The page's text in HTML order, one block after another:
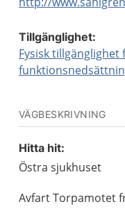
Tillgänglighet:
Fysisk
VÄGBESKRIVNING
Hitta hit:
Östra sjukhuset
Avfart Torpamotet